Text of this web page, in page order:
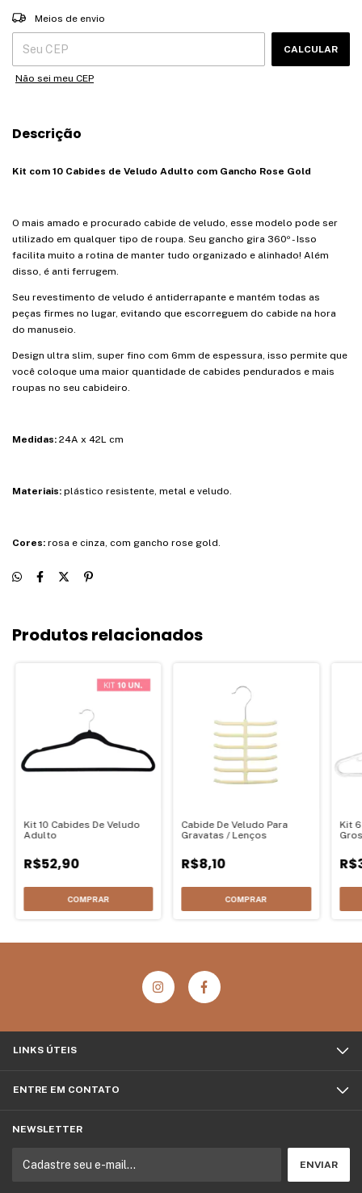
Entregas para o CEP:
Meios de envio
CALCULAR
Não sei meu CEP
Descrição
Kit com 10 Cabides de Veludo Adulto com Gancho Rose Gold
O mais amado e procurado cabide de veludo, esse modelo pode ser
utilizado em qualquer tipo de roupa. Seu gancho gira 360º - Isso
facilita muito a rotina de manter tudo organizado e alinhado! Além
disso, é anti ferrugem.
Seu revestimento de veludo é antiderrapante e mantém todas as
peças firmes no lugar, evitando que escorreguem do cabide na hora
do manuseio.
Design ultra slim, super fino com 6mm de espessura, isso permite que
você coloque uma maior quantidade de cabides pendurados e mais
roupas no seu cabideiro.
Medidas: 24A x 42L cm
Materiais: plástico resistente, metal e veludo.
Cores: rosa e cinza, com gancho rose gold.
Produtos relacionados
Kit 10 Cabides De Veludo
Adulto
R$52,90
COMPRAR
Cabide De Veludo Para
Gravatas / Lenços
R$8,10
COMPRAR
Kit
LINKS ÚTEIS
ENTRE EM CONTATO
NEWSLETTER